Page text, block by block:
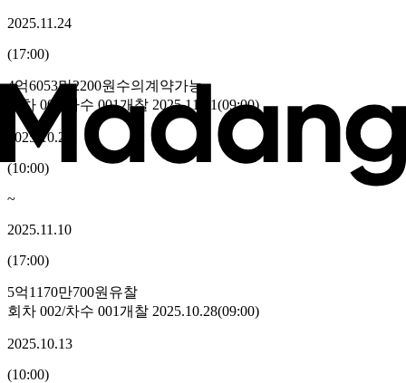
2025.11.24
(17:00)
4억6053만2200원 수의계약가능
회차 003 /차수 001개찰 2025.11.11(09:00)
2025.10.28
(10:00)
~
2025.11.10
(17:00)
5억1170만700원 유찰
회차 002/차수 001개찰 2025.10.28(09:00)
2025.10.13
(10:00)